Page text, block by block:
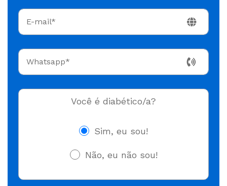
Você é diabético/a?
Sim, eu sou!
Não, eu não sou!